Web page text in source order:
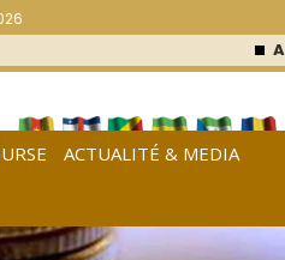
ACTUALITÉ & MEDIA